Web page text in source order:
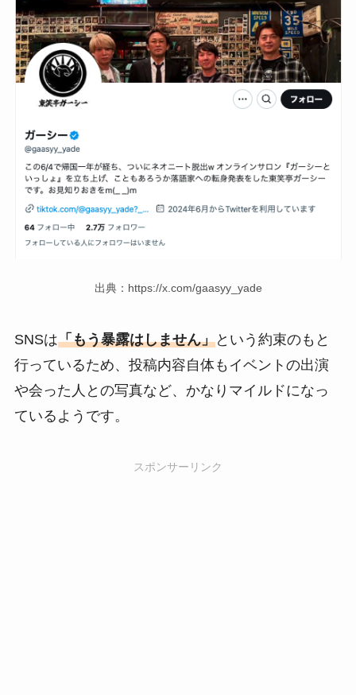
出典：https://x.com/gaasyy_yade
SNSは「もう暴露はしません」という約束のもと
行っているため、投稿内容自体もイベントの出演
や会った人との写真など、かなりマイルドになっ
ているようです。
スポンサーリンク